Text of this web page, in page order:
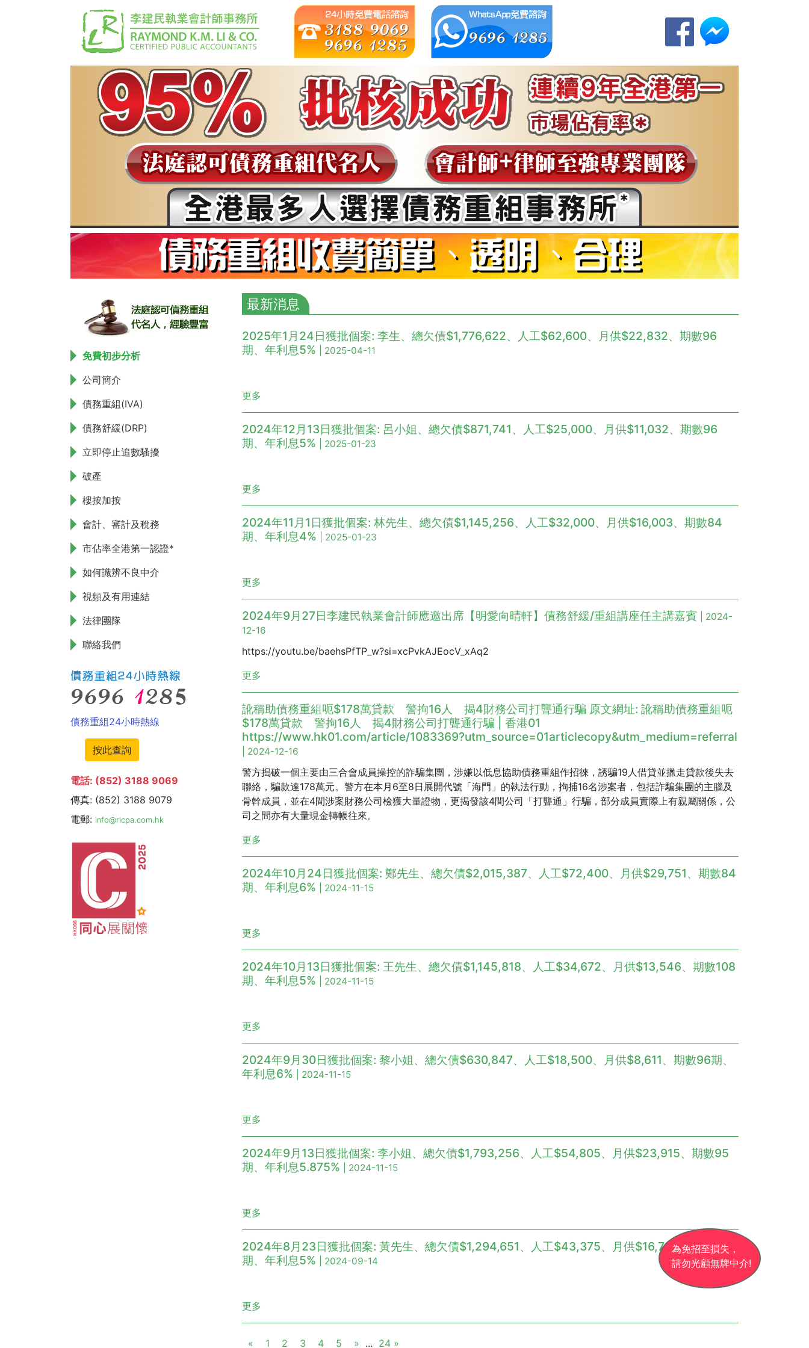
免費初步分析
公司簡介
債務重組(IVA)
債務舒緩(DRP)
立即停止追數騷擾
破產
樓按加按
會計、審計及稅務
市佔率全港第一認證*
如何識辨不良中介
視頻及有用連結
法律團隊
聯絡我們
債務重組24小時熱線
按此查詢
電話: (852) 3188 9069
傳真: (852) 3188 9079
電郵: info@rlcpa.com.hk
最新消息
2025年1月24日獲批個案: 李生、總欠債$1,776,622、人工$62,600、月供$22,832、期數96
期、年利息5%
| 2025-04-11
更多
2024年12月13日獲批個案: 呂小姐、總欠債$871,741、人工$25,000、月供$11,032、期數96
期、年利息5%
| 2025-01-23
更多
2024年11月1日獲批個案: 林先生、總欠債$1,145,256、人工$32,000、月供$16,003、期數84
期、年利息4%
| 2025-01-23
更多
2024年9月27日李建民執業會計師應邀出席【明愛向晴軒】債務舒緩/重組講座任主講嘉賓
| 2024-
12-16
https://youtu.be/baehsPfTP_w?si=xcPvkAJEocV_xAq2
更多
訛稱助債務重組呃$178萬貸款 警拘16人 揭4財務公司打聾通行騙 原文網址: 訛稱助債務重組呃
$178萬貸款 警拘16人 揭4財務公司打聾通行騙 | 香港01
https://www.hk01.com/article/1083369?utm_source=01articlecopy&utm_medium=referral
| 2024-12-16
警方搗破一個主要由三合會成員操控的詐騙集團，涉嫌以低息協助債務重組作招徠，誘騙19人借貸並擸走貸款後失去
聯絡，騙款達178萬元。警方在本月6至8日展開代號「海門」的執法行動，拘捕16名涉案者，包括詐騙集團的主腦及
骨幹成員，並在4間涉案財務公司檢獲大量證物，更揭發該4間公司「打聾通」行騙，部分成員實際上有親屬關係，公
司之間亦有大量現金轉帳往來。
更多
2024年10月24日獲批個案: 鄭先生、總欠債$2,015,387、人工$72,400、月供$29,751、期數84
期、年利息6%
| 2024-11-15
更多
2024年10月13日獲批個案: 王先生、總欠債$1,145,818、人工$34,672、月供$13,546、期數108
期、年利息5%
| 2024-11-15
更多
2024年9月30日獲批個案: 黎小姐、總欠債$630,847、人工$18,500、月供$8,611、期數96期、
年利息6%
| 2024-11-15
更多
2024年9月13日獲批個案: 李小姐、總欠債$1,793,256、人工$54,805、月供$23,915、期數95
期、年利息5.875%
| 2024-11-15
更多
2024年8月23日獲批個案: 黃先生、總欠債$1,294,651、人工$43,375、月供$16,725、期數96
期、年利息5%
| 2024-09-14
更多
« 1 2 3 4 5 » ... 24 »
為免招至損失，
請勿光顧無牌中介!